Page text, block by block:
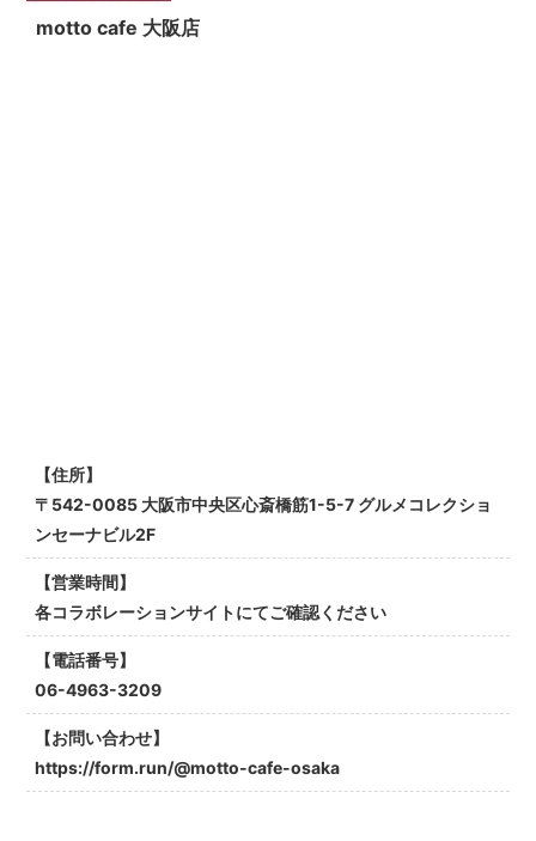
motto cafe 大阪店
【住所】
〒542-0085 大阪市中央区心斎橋筋1-5-7 グルメコレクショ
ンセーナビル2F
【営業時間】
各コラボレーションサイトにてご確認ください
【電話番号】
06-4963-3209
【お問い合わせ】
https://form.run/@motto-cafe-osaka